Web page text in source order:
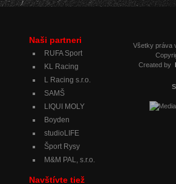
Všetky práva
Created by
Naši partneri
RUFA Sport
KL Racing
L Racing s.r.o.
SAMŠ
LIQUI MOLY
Boyden
studioLIFE
Šport Rysy
M&M PAL, s.r.o.
Navštívte tiež